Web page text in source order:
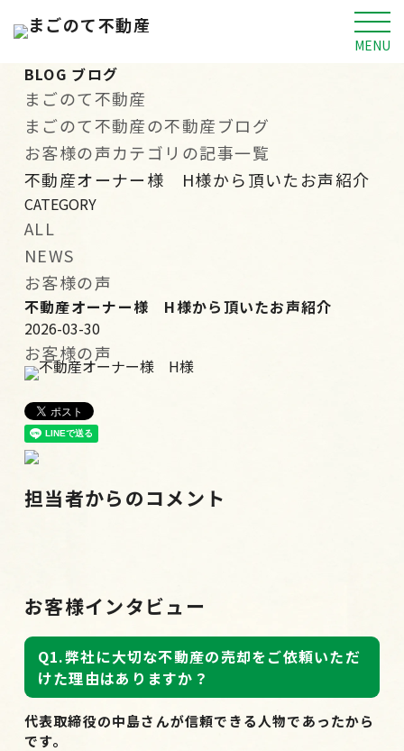
MENU
BLOG ブログ
まごのて不動産
まごのて不動産の不動産ブログ
お客様の声カテゴリの記事一覧
不動産オーナー様 H様から頂いたお声紹介
CATEGORY
ALL
NEWS
お客様の声
不動産オーナー様 H様から頂いたお声紹介
2026-03-30
お客様の声
担当者からのコメント
お客様インタビュー
Q1.弊社に大切な不動産の売却をご依頼いただ
けた理由はありますか？
代表取締役の中島さんが信頼できる人物であったから
です。